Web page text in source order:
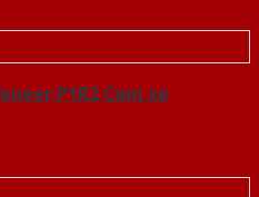
P1R2 Cam xe